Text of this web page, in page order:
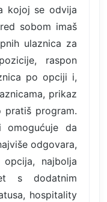
kojoj se odvija
sobom imaš
ulaznica za
raspon
po opciji i,
prikaz
pratiš program.
da
odgovara,
najbolja
s dodatnim
hospitality